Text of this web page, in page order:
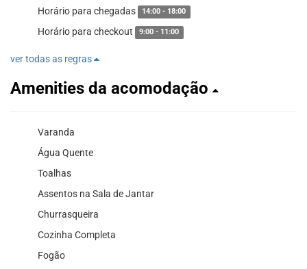
Horário para chegadas 14:00 - 18:00
Horário para checkout 9:00 - 11:00
ver todas as regras
Amenities da acomodação
Varanda
Água Quente
Toalhas
Assentos na Sala de Jantar
Churrasqueira
Cozinha Completa
Fogão